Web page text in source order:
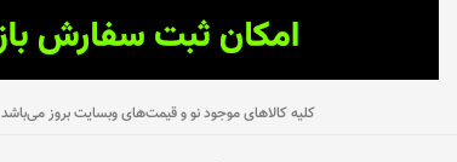
کلیه کالاهای موجود نو و قیمت‌های وبسایت بروز می‌باشد